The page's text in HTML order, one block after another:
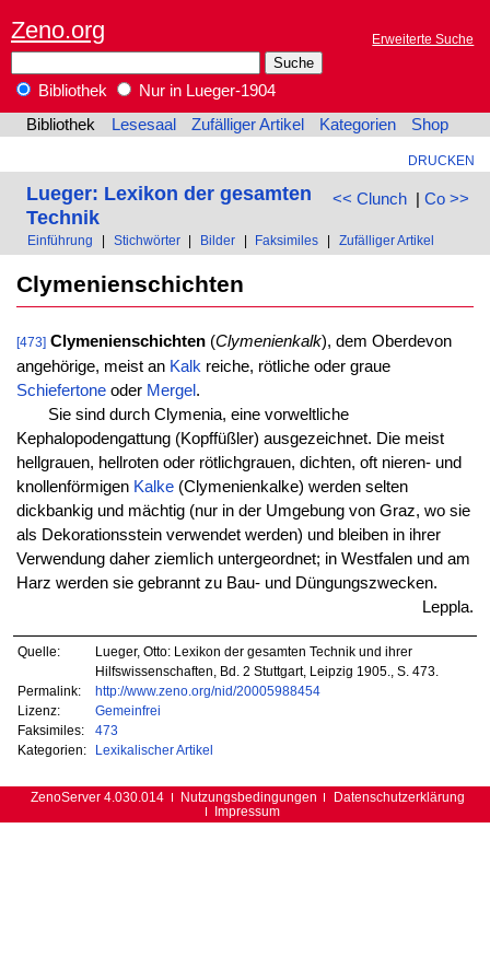
Zeno.org Erweiterte Suche
Bibliothek
Nur in Lueger-1904
Bibliothek
Lesesaal Zufälliger Artikel Kategorien Shop
DRUCKEN
<< Clunch| Co >>
Lueger: Lexikon der gesamten
Technik
Einführung Stichwörter Bilder Faksimiles Zufälliger Artikel
Clymenienschichten
[473] Clymenienschichten(Clymenienkalk), dem Oberdevon
angehörige, meist an Kalkreiche, rötliche oder graue
Schiefertoneoder Mergel .
Sie sind durch Clymenia, eine vorweltliche
Kephalopodengattung (Kopffüßler) ausgezeichnet. Die meist
hellgrauen, hellroten oder rötlichgrauen, dichten, oft nieren- und
knollenförmigen Kalke(Clymenienkalke) werden selten
dickbankig und mächtig (nur in der Umgebung von Graz, wo sie
als Dekorationsstein verwendet werden) und bleiben in ihrer
Verwendung daher ziemlich untergeordnet; in Westfalen und am
Harz werden sie gebrannt zu Bau- und Düngungszwecken.
Leppla.
Quelle:
Lueger, Otto: Lexikon der gesamten Technik und ihrer
Hilfswissenschaften, Bd. 2 Stuttgart, Leipzig 1905., S. 473.
Permalink:
http://www.zeno.org/nid/20005988454
Lizenz:
Gemeinfrei
Faksimiles:
473
Kategorien:
Lexikalischer Artikel
ZenoServer 4.030.014 Nutzungsbedingungen
Datenschutzerklärung
Impressum